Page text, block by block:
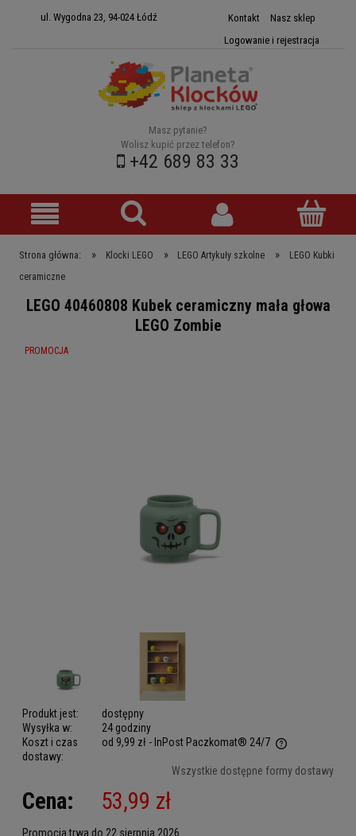
ul. Wygodna 23, 94-024 Łódź Kontakt
Nasz sklep
Logowanie i rejestracja
Masz pytanie?
Wolisz kupić przez telefon?
+42 689 83 33
Strona główna: » Klocki LEGO » LEGO Artykuły szkolne »
LEGO Kubki
ceramiczne
LEGO 40460808 Kubek ceramiczny mała głowa
LEGO Zombie
PROMOCJA
Produkt jest:
dostępny
Wysyłka w:
24 godziny
Koszt i czas
dostawy:
od 9,99 zł - InPost Paczkomat® 24/7
Cena nie zawiera ewentualnych kosztów płatności
Wszystkie dostępne formy dostawy
Cena: 53,99 zł
Promocja trwa do 22 sierpnia 2026